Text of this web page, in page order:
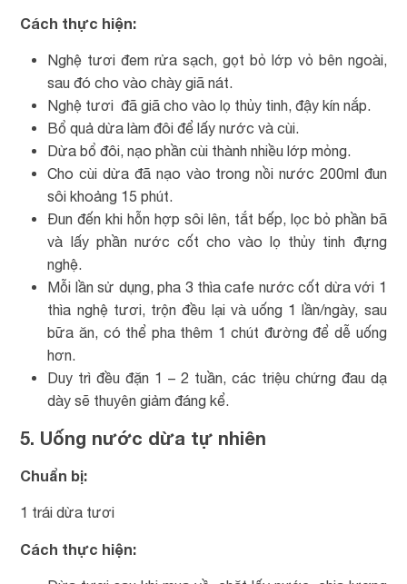
Cách thực hiện:
Nghệ tươi đem rửa sạch, gọt bỏ lớp vỏ bên ngoài,
sau đó cho vào chày giã nát.
Nghệ tươi đã giã cho vào lọ thủy tinh, đậy kín nắp.
Bổ quả dừa làm đôi để lấy nước và cùi.
Dừa bổ đôi, nạo phần cùi thành nhiều lớp mỏng.
Cho cùi dừa đã nạo vào trong nồi nước 200ml đun
sôi khoảng 15 phút.
Đun đến khi hỗn hợp sôi lên, tắt bếp, lọc bỏ phần bã
và lấy phần nước cốt cho vào lọ thủy tinh đựng
nghệ.
Mỗi lần sử dụng, pha 3 thìa cafe nước cốt dừa với 1
thìa nghệ tươi, trộn đều lại và uống 1 lần/ngày, sau
bữa ăn, có thể pha thêm 1 chút đường để dễ uống
hơn.
Duy trì đều đặn 1 – 2 tuần, các triệu chứng đau dạ
dày sẽ thuyên giảm đáng kể.
5. Uống nước dừa tự nhiên
Chuẩn bị:
1 trái dừa tươi
Cách thực hiện: